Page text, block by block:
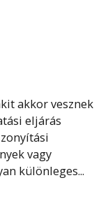
akkor vesznek
eljárás
vagy
különleges...